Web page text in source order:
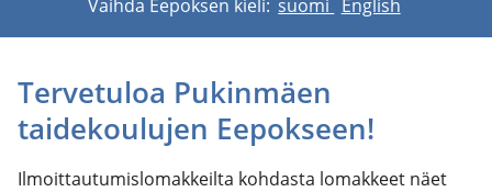
Vaihda Eepoksen kieli: suomi English
Tervetuloa Pukinmäen
taidekoulujen Eepokseen!
Ilmoittautumislomakkeilta kohdasta lomakkeet näet